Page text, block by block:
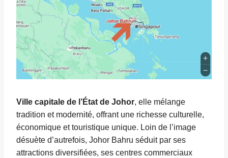
Ville capitale de l’État de Johor, elle mélange
tradition et modernité, offrant une richesse culturelle,
économique et touristique unique. Loin de l’image
désuète d’autrefois, Johor Bahru séduit par ses
attractions diversifiées, ses centres commerciaux